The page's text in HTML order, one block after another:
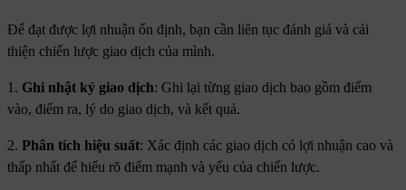
Để đạt được lợi nhuận ổn định, bạn cần liên tục đánh giá và cải
thiện chiến lược giao dịch của mình.
1. Ghi nhật ký giao dịch: Ghi lại từng giao dịch bao gồm điểm
vào, điểm ra, lý do giao dịch, và kết quả.
2. Phân tích hiệu suất: Xác định các giao dịch có lợi nhuận cao và
thấp nhất để hiểu rõ điểm mạnh và yếu của chiến lược.